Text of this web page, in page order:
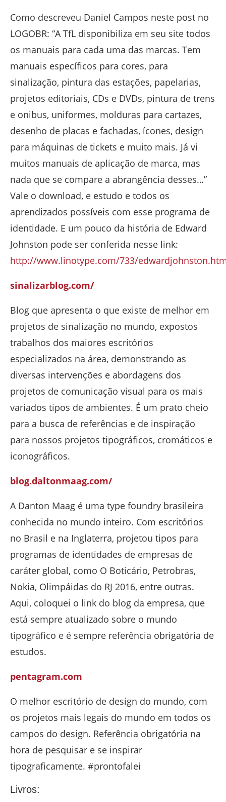
Como descreveu Daniel Campos neste post no
LOGOBR: “A TfL disponibiliza em seu site todos
os manuais para cada uma das marcas. Tem
manuais específicos para cores, para
sinalização, pintura das estações, papelarias,
projetos editoriais, CDs e DVDs, pintura de trens
e onibus, uniformes, molduras para cartazes,
desenho de placas e fachadas, ícones, design
para máquinas de tickets e muito mais. Já vi
muitos manuais de aplicação de marca, mas
nada que se compare a abrangência desses…”
Vale o download, e estudo e todos os
aprendizados possíveis com esse programa de
identidade. E um pouco da história de Edward
Johnston pode ser conferida nesse link:
http://www.linotype.com/733/
sinalizarblog.com/
Blog que apresenta o que existe de melhor em
projetos de sinalização no mundo, expostos
trabalhos dos maiores escritórios
especializados na área, demonstrando as
diversas intervenções e abordagens dos
projetos de comunicação visual para os mais
variados tipos de ambientes. É um prato cheio
para a busca de referências e de inspiração
para nossos projetos tipográficos, cromáticos e
iconográficos.
blog.daltonmaag.com/
A Danton Maag é uma type foundry brasileira
conhecida no mundo inteiro. Com escritórios
no Brasil e na Inglaterra, projetou tipos para
programas de identidades de empresas de
caráter global, como O Boticário, Petrobras,
Nokia, Olimpáidas do RJ 2016, entre outras.
Aqui, coloquei o link do blog da empresa, que
está sempre atualizado sobre o mundo
tipográfico e é sempre referência obrigatória de
estudos.
pentagram.com
O melhor escritório de design do mundo, com
os projetos mais legais do mundo em todos os
campos do design. Referência obrigatória na
hora de pesquisar e se inspirar
tipograficamente. #prontofalei
Livros: